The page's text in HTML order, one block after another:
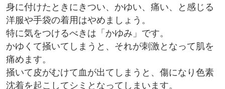
身に付けたときにきつい、かゆい、痛い、と感じる
洋服や手袋の着用はやめましょう。
特に気をつけるべきは「かゆみ」です。
かゆくて掻いてしまうと、それが刺激となって肌を
痛めます。
掻いて皮がむけて血が出てしまうと、傷になり色素
沈着を起こしてシミとなってしまいます。